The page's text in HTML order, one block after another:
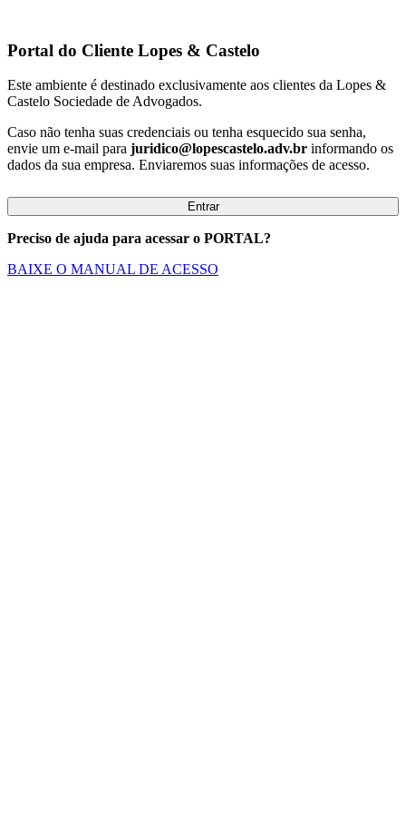
Portal do Cliente Lopes & Castelo
Este ambiente é destinado exclusivamente aos clientes da Lopes &
Castelo Sociedade de Advogados.
Caso não tenha suas credenciais ou tenha esquecido sua senha,
envie um e-mail para juridico@lopescastelo.adv.br informando os
dados da sua empresa. Enviaremos suas informações de acesso.
Entrar
Preciso de ajuda para acessar o PORTAL?
BAIXE O MANUAL DE ACESSO